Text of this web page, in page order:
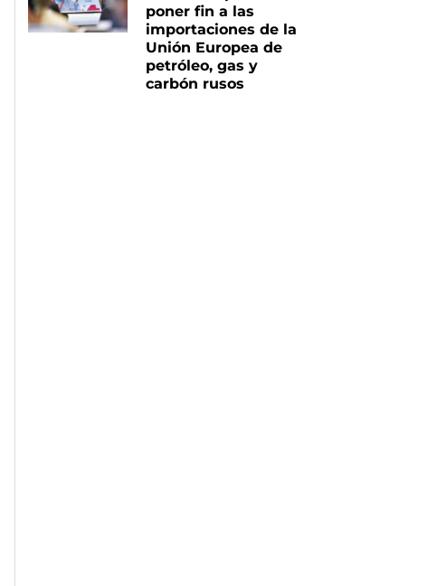
poner fin a las
importaciones de la
Unión Europea de
petróleo, gas y
carbón rusos